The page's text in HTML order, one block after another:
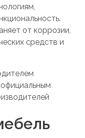
от коррозии,
средств и